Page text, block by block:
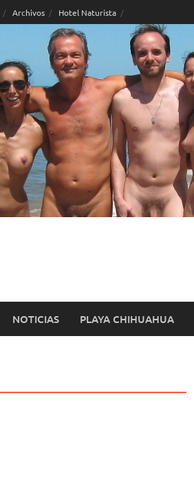
Archivos Hotel Naturista
NOTICIAS PLAYA CHIHUAHUA